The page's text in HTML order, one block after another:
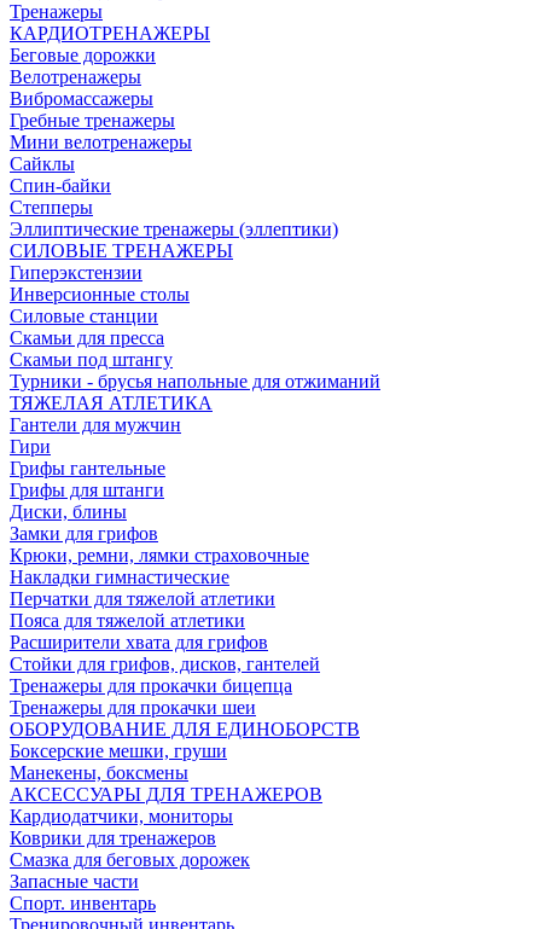
Тренажеры
КАРДИОТРЕНАЖЕРЫ
Беговые дорожки
Велотренажеры
Вибромассажеры
Гребные тренажеры
Мини велотренажеры
Сайклы
Спин-байки
Степперы
Эллиптические тренажеры (эллептики)
СИЛОВЫЕ ТРЕНАЖЕРЫ
Гиперэкстензии
Инверсионные столы
Силовые станции
Скамьи для пресса
Скамьи под штангу
Турники - брусья напольные для отжиманий
ТЯЖЕЛАЯ АТЛЕТИКА
Гантели для мужчин
Гири
Грифы гантельные
Грифы для штанги
Диски, блины
Замки для грифов
Крюки, ремни, лямки страховочные
Накладки гимнастические
Перчатки для тяжелой атлетики
Пояса для тяжелой атлетики
Расширители хвата для грифов
Стойки для грифов, дисков, гантелей
Тренажеры для прокачки бицепца
Тренажеры для прокачки шеи
ОБОРУДОВАНИЕ ДЛЯ ЕДИНОБОРСТВ
Боксерские мешки, груши
Манекены, боксмены
АКСЕССУАРЫ ДЛЯ ТРЕНАЖЕРОВ
Кардиодатчики, мониторы
Коврики для тренажеров
Смазка для беговых дорожек
Запасные части
Спорт. инвентарь
Тренировочный инвентарь